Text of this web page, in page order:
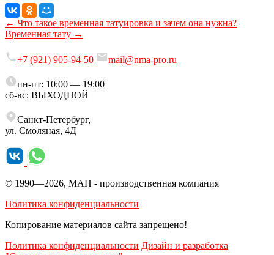
← Что такое временная татуировка и зачем она нужна?
Временная тату →
+7 (921) 905-94-50 mail@nma‑pro.ru
пн-пт: 10:00 — 19:00
сб-вс: ВЫХОДНОЙ
Санкт‑Петербург,
ул. Смоляная, 4Д
© 1990—2026, МАН - производственная компания
Политика конфиденциальности
Копирование материалов сайта запрещено!
Политика конфиденциальности Дизайн и разработка